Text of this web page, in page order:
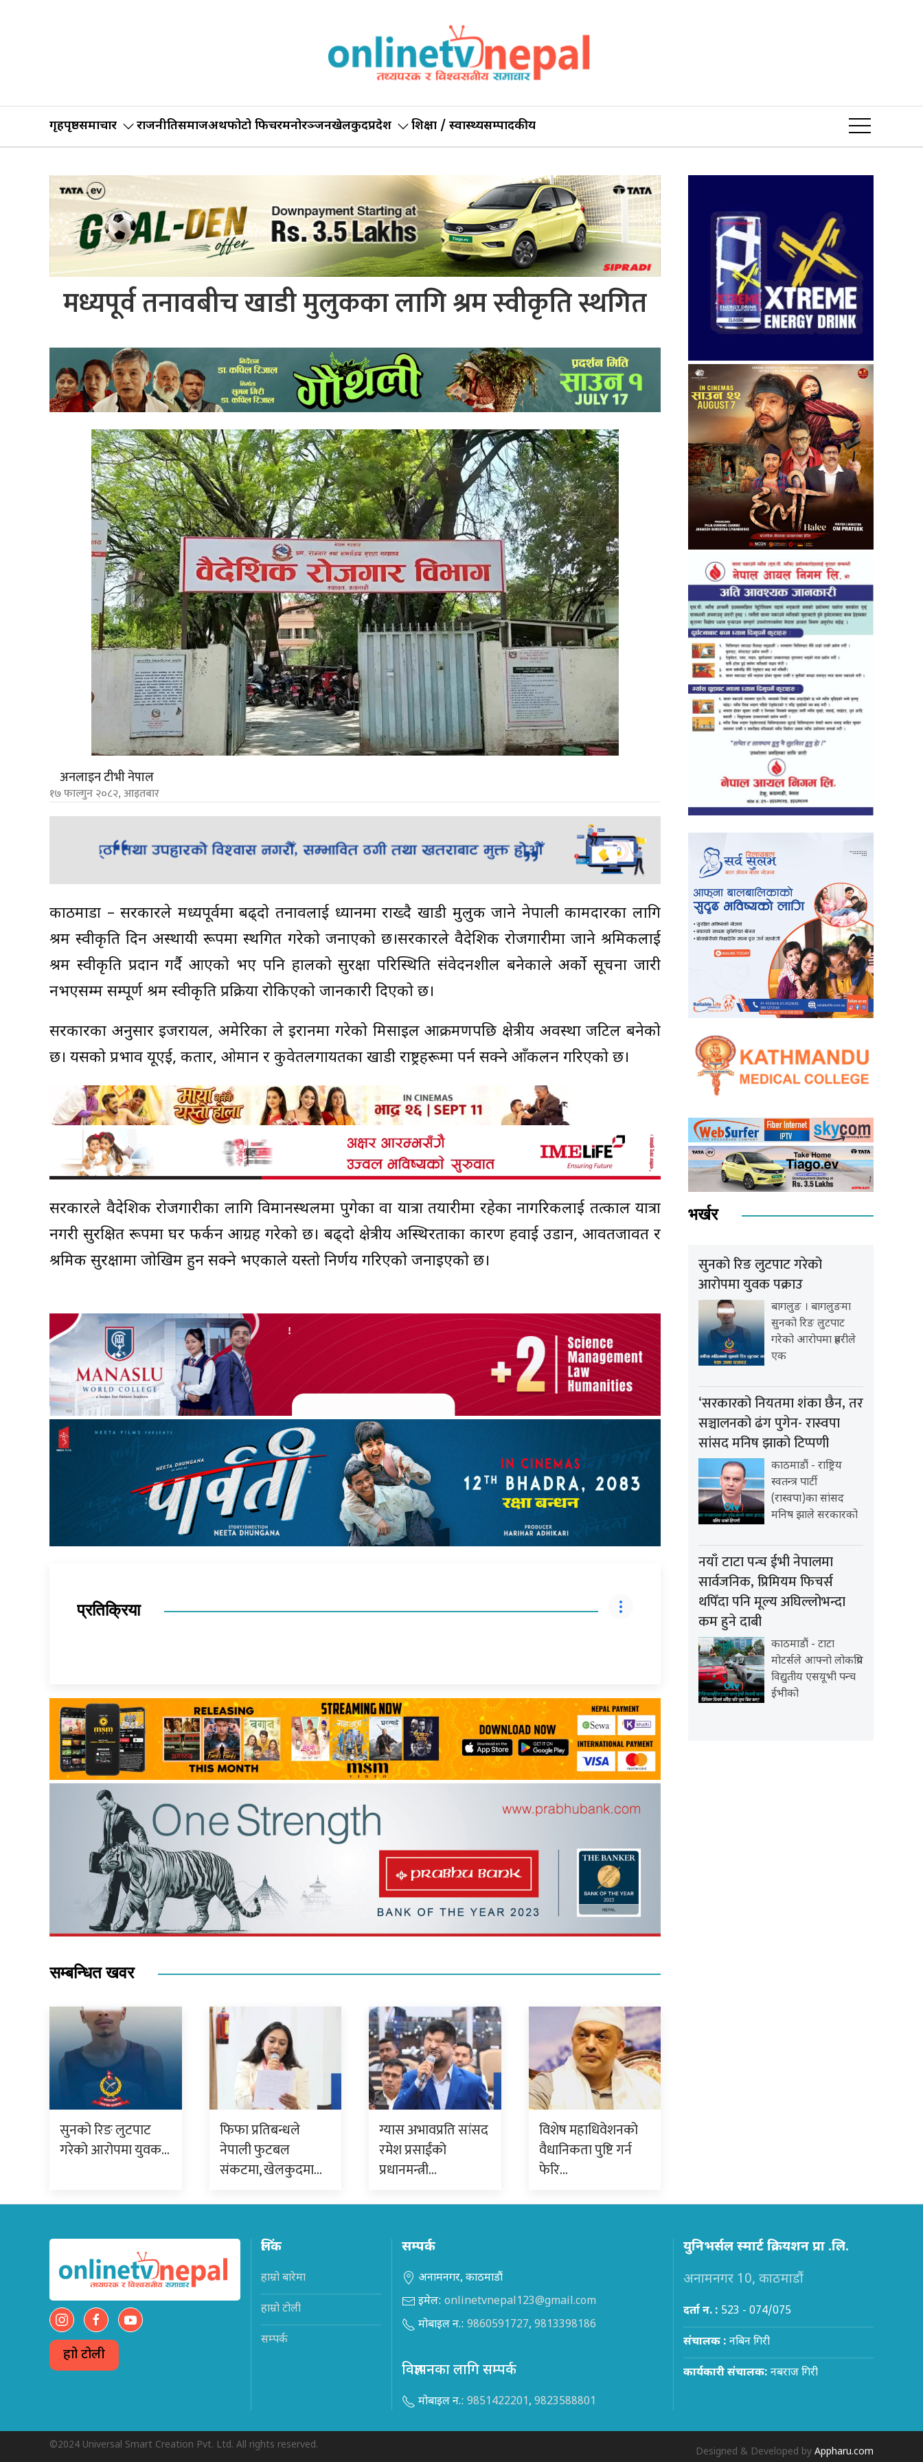
गृहपृष्ठसमाचार राजनीतिसमाजअर्थफोटो फिचरमनोरञ्जनखेलकुदप्रदेश शिक्षा / स्वास्थ्यसम्पादकीय
मध्यपूर्व तनावबीच खाडी मुलुकका लागि श्रम स्वीकृति स्थगित
अनलाइन टीभी नेपाल
१७ फाल्गुन २०८२, आइतबार
काठमाडौँ – सरकारले मध्यपूर्वमा बढ्दो तनावलाई ध्यानमा राख्दै खाडी मुलुक जाने नेपाली कामदारका लागि
श्रम स्वीकृति दिन अस्थायी रूपमा स्थगित गरेको जनाएको छ।सरकारले वैदेशिक रोजगारीमा जाने श्रमिकलाई
श्रम स्वीकृति प्रदान गर्दै आएको भए पनि हालको सुरक्षा परिस्थिति संवेदनशील बनेकाले अर्को सूचना जारी
नभएसम्म सम्पूर्ण श्रम स्वीकृति प्रक्रिया रोकिएको जानकारी दिएको छ।
सरकारका अनुसार इजरायल, अमेरिका ले इरानमा गरेको मिसाइल आक्रमणपछि क्षेत्रीय अवस्था जटिल बनेको
छ। यसको प्रभाव यूएई, कतार, ओमान र कुवेतलगायतका खाडी राष्ट्रहरूमा पर्न सक्ने आँकलन गरिएको छ।
सरकारले वैदेशिक रोजगारीका लागि विमानस्थलमा पुगेका वा यात्रा तयारीमा रहेका नागरिकलाई तत्काल यात्रा
नगरी सुरक्षित रूपमा घर फर्कन आग्रह गरेको छ। बढ्दो क्षेत्रीय अस्थिरताका कारण हवाई उडान, आवतजावत र
श्रमिक सुरक्षामा जोखिम हुन सक्ने भएकाले यस्तो निर्णय गरिएको जनाइएको छ।
प्रतिक्रिया
सम्बन्धित खवर
सुनको रिङ लुटपाट
गरेको आरोपमा युवक…
फिफा प्रतिबन्धले
नेपाली फुटबल
संकटमा, खेलकुदमा…
ग्यास अभावप्रति सांसद
रमेश प्रसाईंको
प्रधानमन्त्री…
विशेष महाधिवेशनको
वैधानिकता पुष्टि गर्न
फेरि…
भर्खर
सुनको रिङ लुटपाट गरेको
आरोपमा युवक पक्राउ
बागलुङ । बागलुङमा
सुनको रिङ लुटपाट
गरेको आरोपमा प्रहरीले
एक
‘सरकारको नियतमा शंका छैन, तर
सञ्चालनको ढंग पुगेन- रास्वपा
सांसद मनिष झाको टिप्पणी
काठमाडौं - राष्ट्रिय
स्वतन्त्र पार्टी
(रास्वपा)का सांसद
मनिष झाले सरकारको
नयाँ टाटा पन्च ईभी नेपालमा
सार्वजनिक, प्रिमियम फिचर्स
थपिँदा पनि मूल्य अघिल्लोभन्दा
कम हुने दाबी
काठमाडौं - टाटा
मोटर्सले आफ्नो लोकप्रिय
विद्युतीय एसयूभी पन्च
ईभीको
हाम्रो टोली
लिंक
हाम्रो बारेमा
हाम्रो टोली
सम्पर्क
सम्पर्क
अनामनगर, काठमाडौं
इमेल: onlinetvnepal123@gmail.com
मोबाइल न.: 9860591727, 9813398186
विज्ञापनका लागि सम्पर्क
मोबाइल न.: 9851422201, 9823588801
युनिभर्सल स्मार्ट क्रियशन प्रा .लि.
अनामनगर 10, काठमाडौं
दर्ता न. : 523 - 074/075
संचालक : नबिन गिरी
कार्यकारी संचालक: नबराज गिरी
©2024 Universal Smart Creation Pvt. Ltd. All rights reserved.
Designed & Developed by Appharu.com